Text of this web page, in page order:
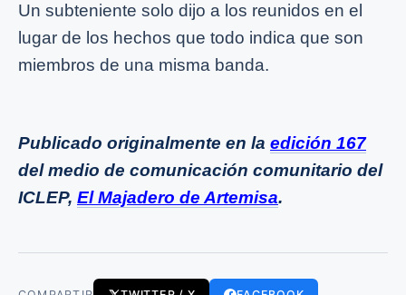
Un subteniente solo dijo a los reunidos en el
lugar de los hechos que todo indica que son
miembros de una misma banda.
Publicado originalmente en la edición 167
del medio de comunicación comunitario del
ICLEP, El Majadero de Artemisa.